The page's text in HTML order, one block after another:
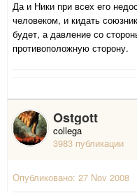
Да и Ники при всех его
человеком, и кидать
будет, а давление со
противоположную сторону.
Ostgott
collega
3983 публикации
Опубликовано: 27 Nov 2008